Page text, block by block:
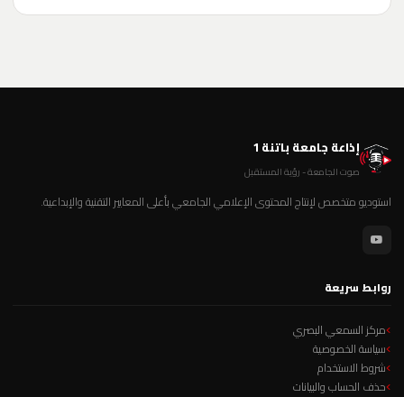
إذاعة جامعة باتنة 1
صوت الجامعة - رؤية المستقبل
استوديو متخصص لإنتاج المحتوى الإعلامي الجامعي بأعلى المعايير التقنية والإبداعية.
روابط سريعة
مركز السمعي البصري
سياسة الخصوصية
شروط الاستخدام
حذف الحساب والبيانات